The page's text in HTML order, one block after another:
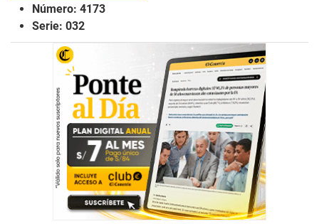
Número: 4173
Serie: 032